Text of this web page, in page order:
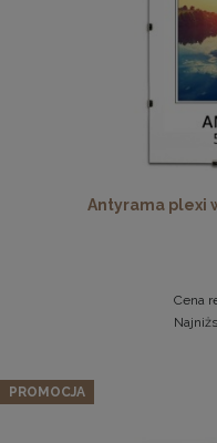
Drewniana ramka,
Antyrama plexi
Cena
PROMOCJA